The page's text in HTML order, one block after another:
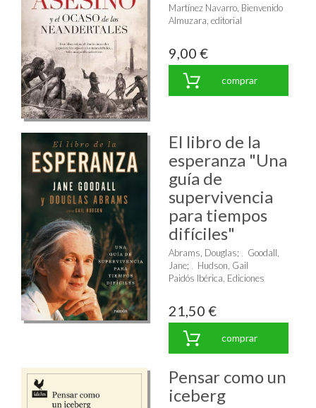
Martínez Navarro, Bienvenido
Almuzara, editorial
9,00 €
comprar
El libro de la
esperanza "Una
guía de
supervivencia
para tiempos
difíciles"
Abrams, Douglas;
Goodall,
Jane;
Hudson, Gail
Paidós Ibérica, Ediciones
21,50 €
comprar
Pensar como un
iceberg